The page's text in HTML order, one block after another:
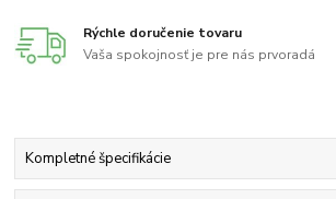
Rýchle doručenie tovaru
Vaša spokojnosť je pre nás prvoradá
Kompletné špecifikácie